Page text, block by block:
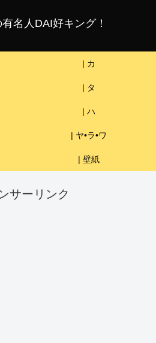
名人DAI好キング！
| カ
| タ
| ハ
| ヤ•ラ•ワ
| 壁紙
サーリンク